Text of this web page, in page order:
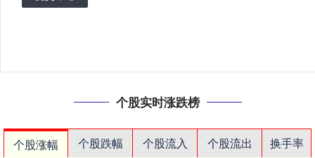
个股实时涨跌榜
个股涨幅 个股跌幅 个股流入 个股流出
换手率